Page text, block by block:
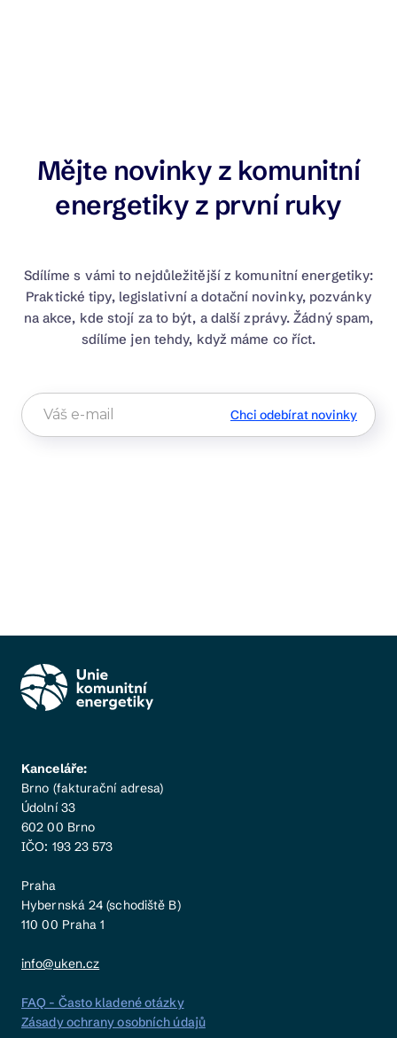
Mějte novinky z komunitní
energetiky z první ruky
Sdílíme s vámi to nejdůležitější z komunitní energetiky:
Praktické tipy, legislativní a dotační novinky, pozvánky
na akce, kde stojí za to být, a další zprávy. Žádný spam,
sdílíme jen tehdy, když máme co říct.
Kanceláře:
Brno (fakturační adresa)
Údolní 33
602 00 Brno
IČO: 193 23 573
Praha
Hybernská 24 (schodiště B)
110 00 Praha 1
info@uken.cz
FAQ - Často kladené otázky
Zásady ochrany osobních údajů